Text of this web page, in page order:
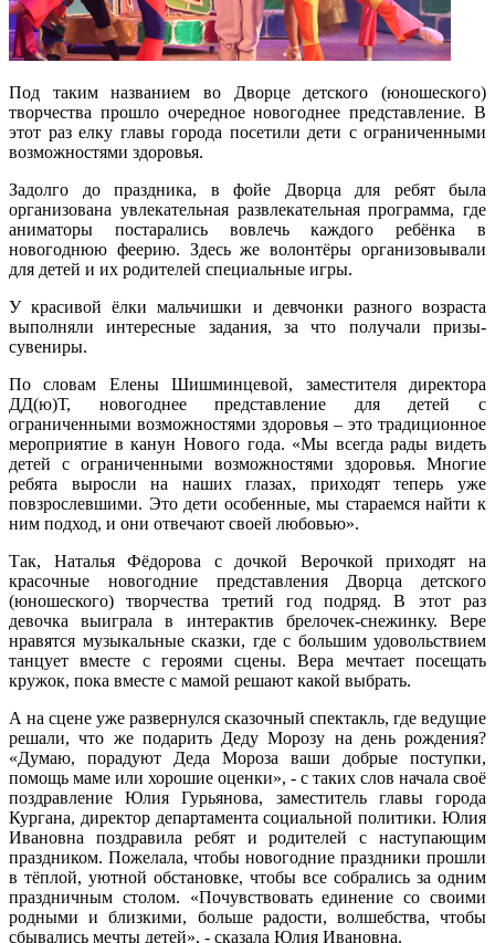
Под таким названием во Дворце детского (юношеского)
творчества прошло очередное новогоднее представление. В
этот раз елку главы города посетили дети с ограниченными
возможностями здоровья.
Задолго до праздника, в фойе Дворца для ребят была
организована увлекательная развлекательная программа, где
аниматоры постарались вовлечь каждого ребёнка в
новогоднюю феерию. Здесь же волонтёры организовывали
для детей и их родителей специальные игры.
У красивой ёлки мальчишки и девчонки разного возраста
выполняли интересные задания, за что получали призы-
сувениры.
По словам Елены Шишминцевой, заместителя директора
ДД(ю)Т, новогоднее представление для детей с
ограниченными возможностями здоровья – это традиционное
мероприятие в канун Нового года. «Мы всегда рады видеть
детей с ограниченными возможностями здоровья. Многие
ребята выросли на наших глазах, приходят теперь уже
повзрослевшими. Это дети особенные, мы стараемся найти к
ним подход, и они отвечают своей любовью».
Так, Наталья Фёдорова с дочкой Верочкой приходят на
красочные новогодние представления Дворца детского
(юношеского) творчества третий год подряд. В этот раз
девочка выиграла в интерактив брелочек-снежинку. Вере
нравятся музыкальные сказки, где с большим удовольствием
танцует вместе с героями сцены. Вера мечтает посещать
кружок, пока вместе с мамой решают какой выбрать.
А на сцене уже развернулся сказочный спектакль, где ведущие
решали, что же подарить Деду Морозу на день рождения?
«Думаю, порадуют Деда Мороза ваши добрые поступки,
помощь маме или хорошие оценки», - с таких слов начала своё
поздравление Юлия Гурьянова, заместитель главы города
Кургана, директор департамента социальной политики. Юлия
Ивановна поздравила ребят и родителей с наступающим
праздником. Пожелала, чтобы новогодние праздники прошли
в тёплой, уютной обстановке, чтобы все собрались за одним
праздничным столом. «Почувствовать единение со своими
родными и близкими, больше радости, волшебства, чтобы
сбывались мечты детей», - сказала Юлия Ивановна.